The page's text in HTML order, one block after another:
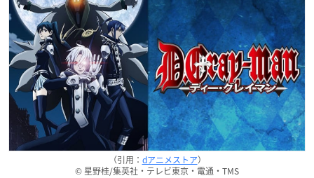
（引用： dアニメストア）
© 星野桂/集英社・テレビ東京・電通・TMS